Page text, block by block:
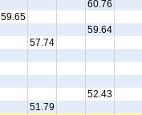
60.76
59.65
59.64
57.74
52.43
51.79